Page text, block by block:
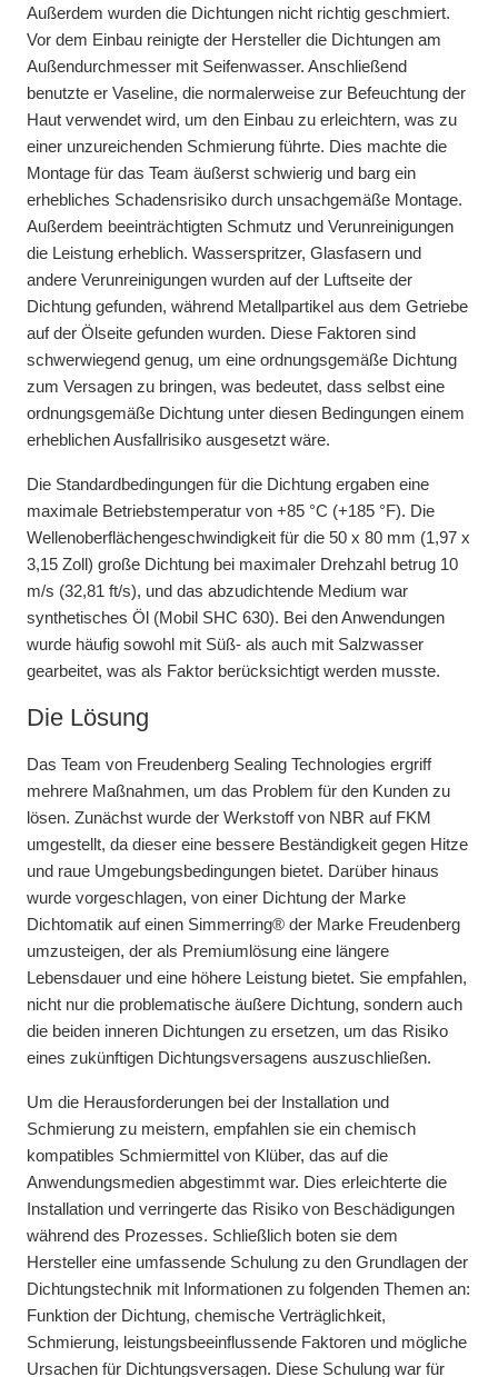
Außerdem wurden die Dichtungen nicht richtig geschmiert.
Vor dem Einbau reinigte der Hersteller die Dichtungen am
Außendurchmesser mit Seifenwasser. Anschließend
benutzte er Vaseline, die normalerweise zur Befeuchtung der
Haut verwendet wird, um den Einbau zu erleichtern, was zu
einer unzureichenden Schmierung führte. Dies machte die
Montage für das Team äußerst schwierig und barg ein
erhebliches Schadensrisiko durch unsachgemäße Montage.
Außerdem beeinträchtigten Schmutz und Verunreinigungen
die Leistung erheblich. Wasserspritzer, Glasfasern und
andere Verunreinigungen wurden auf der Luftseite der
Dichtung gefunden, während Metallpartikel aus dem Getriebe
auf der Ölseite gefunden wurden. Diese Faktoren sind
schwerwiegend genug, um eine ordnungsgemäße Dichtung
zum Versagen zu bringen, was bedeutet, dass selbst eine
ordnungsgemäße Dichtung unter diesen Bedingungen einem
erheblichen Ausfallrisiko ausgesetzt wäre.
Die Standardbedingungen für die Dichtung ergaben eine
maximale Betriebstemperatur von +85 °C (+185 °F). Die
Wellenoberflächengeschwindigkeit für die 50 x 80 mm (1,97 x
3,15 Zoll) große Dichtung bei maximaler Drehzahl betrug 10
m/s (32,81 ft/s), und das abzudichtende Medium war
synthetisches Öl (Mobil SHC 630). Bei den Anwendungen
wurde häufig sowohl mit Süß- als auch mit Salzwasser
gearbeitet, was als Faktor berücksichtigt werden musste.
Die Lösung
Das Team von Freudenberg Sealing Technologies ergriff
mehrere Maßnahmen, um das Problem für den Kunden zu
lösen. Zunächst wurde der Werkstoff von NBR auf FKM
umgestellt, da dieser eine bessere Beständigkeit gegen Hitze
und raue Umgebungsbedingungen bietet. Darüber hinaus
wurde vorgeschlagen, von einer Dichtung der Marke
Dichtomatik auf einen Simmerring® der Marke Freudenberg
umzusteigen, der als Premiumlösung eine längere
Lebensdauer und eine höhere Leistung bietet. Sie empfahlen,
nicht nur die problematische äußere Dichtung, sondern auch
die beiden inneren Dichtungen zu ersetzen, um das Risiko
eines zukünftigen Dichtungsversagens auszuschließen.
Um die Herausforderungen bei der Installation und
Schmierung zu meistern, empfahlen sie ein chemisch
kompatibles Schmiermittel von Klüber, das auf die
Anwendungsmedien abgestimmt war. Dies erleichterte die
Installation und verringerte das Risiko von Beschädigungen
während des Prozesses. Schließlich boten sie dem
Hersteller eine umfassende Schulung zu den Grundlagen der
Dichtungstechnik mit Informationen zu folgenden Themen an:
Funktion der Dichtung, chemische Verträglichkeit,
Schmierung, leistungsbeeinflussende Faktoren und mögliche
Ursachen für Dichtungsversagen. Diese Schulung war für